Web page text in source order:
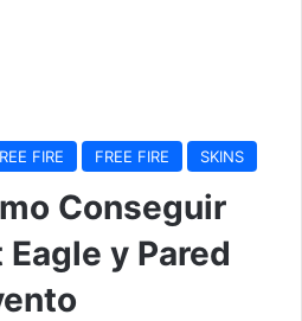
FIRE FREE FIRE SKINS
Conseguir
y Pared